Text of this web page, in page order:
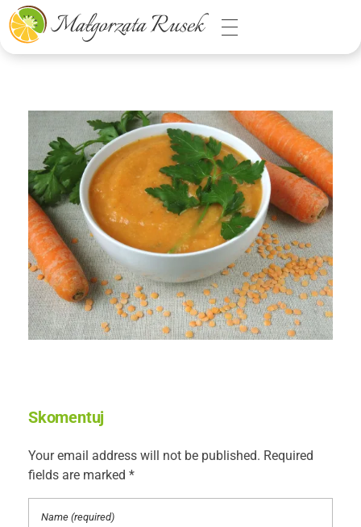
Małgorzata Rusek - dietetyk z pasją
Dietetyka kliniczna & Psychodietetyka
Skomentuj
Your email address will not be published. Required
fields are marked *